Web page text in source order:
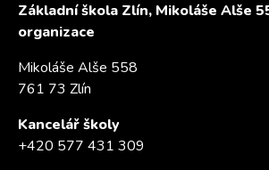
Základní škola Zlín, Mikoláše Alše
organizace
Mikoláše Alše 558
761 73 Zlín
Kancelář školy
+420 577 431 309